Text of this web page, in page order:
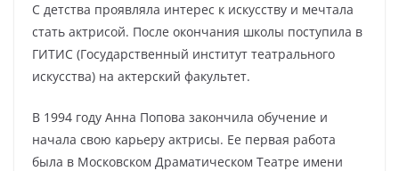
С детства проявляла интерес к искусству и мечтала
стать актрисой. После окончания школы поступила в
ГИТИС (Государственный институт театрального
искусства) на актерский факультет.
В 1994 году Анна Попова закончила обучение и
начала свою карьеру актрисы. Ее первая работа
была в Московском Драматическом Театре имени